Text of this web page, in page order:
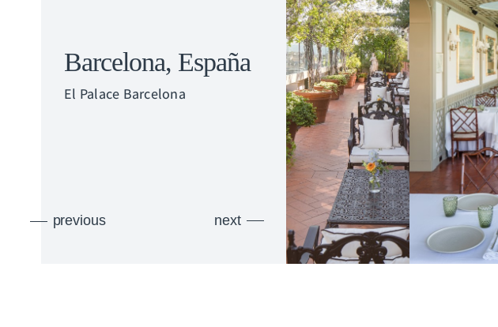
Barcelona, España
El Palace Barcelona
previous next